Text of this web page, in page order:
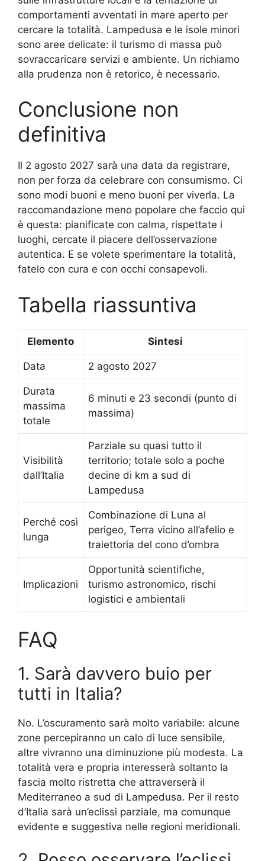
comportamenti avventati in mare aperto per
cercare la totalità. Lampedusa e le isole minori
sono aree delicate: il turismo di massa può
sovraccaricare servizi e ambiente. Un richiamo
alla prudenza non è retorico, è necessario.
Conclusione non
definitiva
Il 2 agosto 2027 sarà una data da registrare,
non per forza da celebrare con consumismo. Ci
sono modi buoni e meno buoni per viverla. La
raccomandazione meno popolare che faccio qui
è questa: pianificate con calma, rispettate i
luoghi, cercate il piacere dell’osservazione
autentica. E se volete sperimentare la totalità,
fatelo con cura e con occhi consapevoli.
Tabella riassuntiva
Elemento Sintesi
Data 2 agosto 2027
Durata
massima
totale
6 minuti e 23 secondi (punto di
massima)
Visibilità
dall’Italia
Parziale su quasi tutto il
territorio; totale solo a poche
decine di km a sud di
Lampedusa
Perché così
lunga
Combinazione di Luna al
perigeo, Terra vicino all’afelio e
traiettoria del cono d’ombra
Implicazioni
Opportunità scientifiche,
turismo astronomico, rischi
logistici e ambientali
FAQ
1. Sarà davvero buio per
tutti in Italia?
No. L’oscuramento sarà molto variabile: alcune
zone percepiranno un calo di luce sensibile,
altre vivranno una diminuzione più modesta. La
totalità vera e propria interesserà soltanto la
fascia molto ristretta che attraverserà il
Mediterraneo a sud di Lampedusa. Per il resto
d’Italia sarà un’eclissi parziale, ma comunque
evidente e suggestiva nelle regioni meridionali.